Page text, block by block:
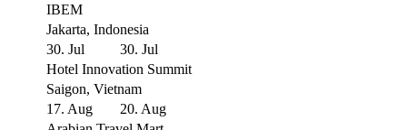
IBEM
Jakarta, Indonesia
30. Jul
30. Jul
Hotel Innovation Summit
Saigon, Vietnam
17. Aug
20. Aug